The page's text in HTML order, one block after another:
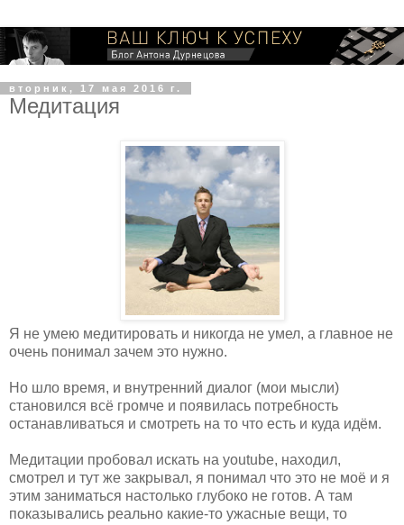
вторник, 17 мая 2016 г.
Медитация
Я не умею медитировать и никогда не умел, а главное не
очень понимал зачем это нужно.
Но шло время, и внутренний диалог (мои мысли)
становился всё громче и появилась потребность
останавливаться и смотреть на то что есть и куда идём.
Медитации пробовал искать на youtube, находил,
смотрел и тут же закрывал, я понимал что это не моё и я
этим заниматься настолько глубоко не готов. А там
показывались реально какие-то ужасные вещи, то